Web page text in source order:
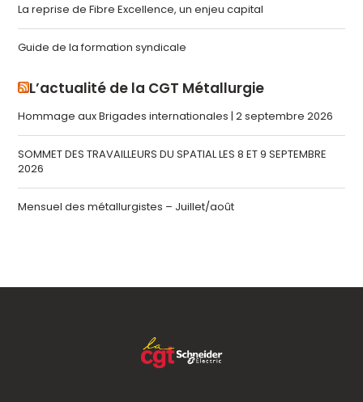
La reprise de Fibre Excellence, un enjeu capital
Guide de la formation syndicale
L’actualité de la CGT Métallurgie
Hommage aux Brigades internationales | 2 septembre 2026
SOMMET DES TRAVAILLEURS DU SPATIAL LES 8 ET 9 SEPTEMBRE
2026
Mensuel des métallurgistes – Juillet/août